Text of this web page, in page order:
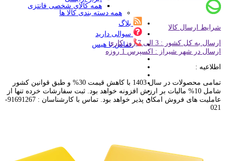
همه کالای شخصی فانتزی
همه دسته بندی کالا ها
بلاگ
سوالی دارید
تماس با هیس
شرایط ارسال کالا
ارسال به کل کشور : 3 الی 7 روز کاری
ارسال در شهر شیراز : اکسپرس 1 روزه
اطلاعیه :
تمامی محصولات در سال 1403 با کاهش قیمت 30% و طبق قوانین کشور
شامل 10% مالیات بر ارزش افزونه خواهد بود. ثبت سفارشات خرده تنها از
عاملیت های فروش امکان پذیر خواهد بود. تماس با کارشناسان : 91691267-
021